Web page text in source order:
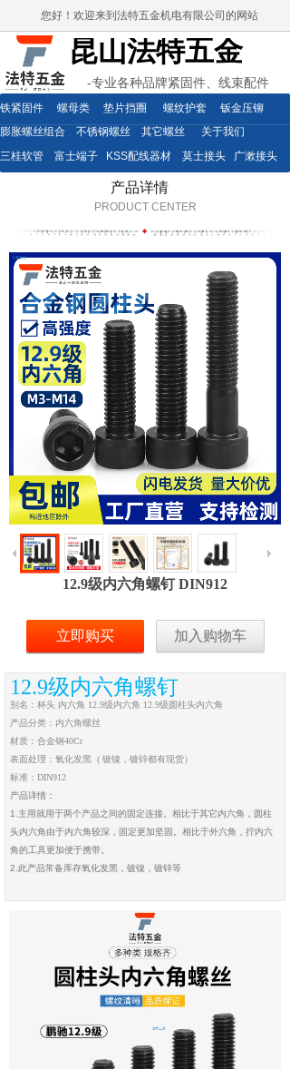
您好！欢迎来到法特五金机电有限公司的网站
昆山法特五金
-专业各种品牌紧固件、线束配件
产品详情
PRODUCT CENTER
12.9级内六角螺钉 DIN912
立即购买 加入购物车
12.9级内六角螺钉
别名：杯头 内六角 12.9级内六角 12.9级圆柱头内六角
产品分类：内六角螺丝
材质：合金钢40Cr
表面处理：氧化发黑 ( 镀镍，镀锌都有现货）
标准：DIN912
产品详情：
1.主用就用于两个产品之间的固定连接。相比于其它内六角，圆柱
头内六角由于内六角较深，固定更加坚固。相比于外六角，拧内六
角的工具更加便于携带。
2.此产品常备库存氧化发黑，镀镍，镀锌等
三桂软管 富士端子 KSS配线器材 莫士接头 广漱接头
铁紧固件 螺母类 垫片挡圈 螺纹护套
钣金压铆
膨胀螺丝组合
不锈钢螺丝 其它螺丝 关于我们